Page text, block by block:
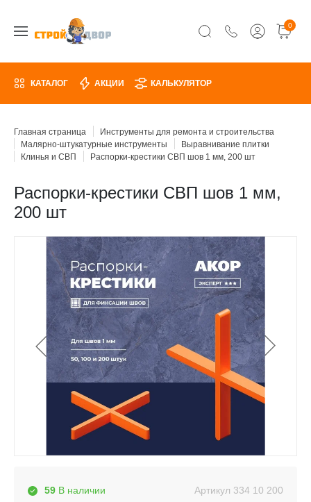
0
КАТАЛОГ АКЦИИ КАЛЬКУЛЯТОР
Главная страница
Инструменты для ремонта и строительства
Малярно-штукатурные инструменты
Выравнивание плитки
Клинья и СВП
Распорки-крестики СВП шов 1 мм, 200 шт
Распорки-крестики СВП шов 1 мм,
200 шт
59 В наличии Артикул 334 10 200